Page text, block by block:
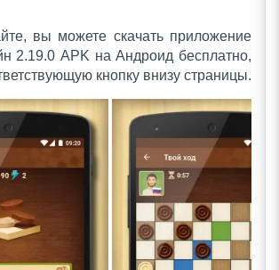
вы можете скачать приложение
2.19.0 APK на Андроид бесплатно,
кнопку внизу страницы.